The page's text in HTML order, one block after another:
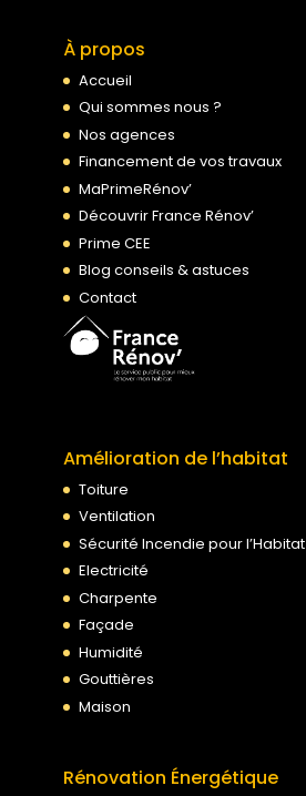
À propos
Accueil
Qui sommes nous ?
Nos agences
Financement de vos travaux
MaPrimeRénov’
Découvrir France Rénov’
Prime CEE
Blog conseils & astuces
Contact
Amélioration de l’habitat
Toiture
Ventilation
Sécurité Incendie pour l’Habitat
Electricité
Charpente
Façade
Humidité
Gouttières
Maison
Rénovation Énergétique